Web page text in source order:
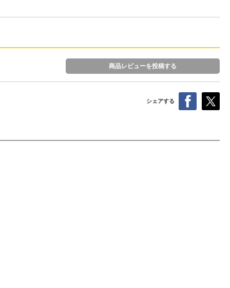
商品レビューを投稿する
シェアする